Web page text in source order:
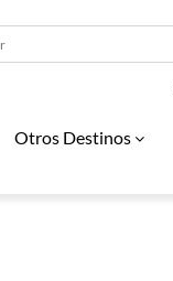
Otros Destinos